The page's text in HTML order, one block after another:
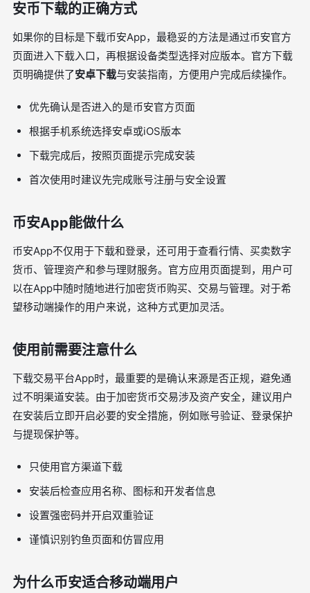
安币下载的正确方式
如果你的目标是下载币安App，最稳妥的方法是通过币安官方
页面进入下载入口，再根据设备类型选择对应版本。官方下载
页明确提供了安卓下载与安装指南，方便用户完成后续操作。
优先确认是否进入的是币安官方页面
根据手机系统选择安卓或iOS版本
下载完成后，按照页面提示完成安装
首次使用时建议先完成账号注册与安全设置
币安App能做什么
币安App不仅用于下载和登录，还可用于查看行情、买卖数字
货币、管理资产和参与理财服务。官方应用页面提到，用户可
以在App中随时随地进行加密货币购买、交易与管理。对于希
望移动端操作的用户来说，这种方式更加灵活。
使用前需要注意什么
下载交易平台App时，最重要的是确认来源是否正规，避免通
过不明渠道安装。由于加密货币交易涉及资产安全，建议用户
在安装后立即开启必要的安全措施，例如账号验证、登录保护
与提现保护等。
只使用官方渠道下载
安装后检查应用名称、图标和开发者信息
设置强密码并开启双重验证
谨慎识别钓鱼页面和仿冒应用
为什么币安适合移动端用户